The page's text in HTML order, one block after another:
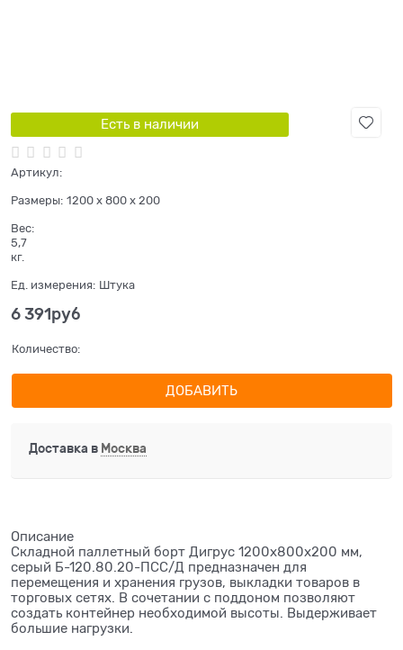
Есть в наличии
Артикул:
Размеры: 1200 x 800 x 200
Вес:
5,7
кг.
Ед. измерения: Штука
6 391 руб
Количество:
ДОБАВИТЬ
Доставка в Москва
Описание
Складной паллетный борт Дигрус 1200x800x200 мм,
серый Б-120.80.20-ПСС/Д предназначен для
перемещения и хранения грузов, выкладки товаров в
торговых сетях. В сочетании с поддоном позволяют
создать контейнер необходимой высоты. Выдерживает
большие нагрузки.